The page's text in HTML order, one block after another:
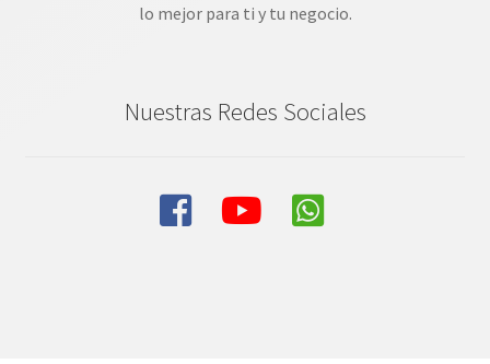
lo mejor para ti y tu negocio.
Nuestras Redes Sociales